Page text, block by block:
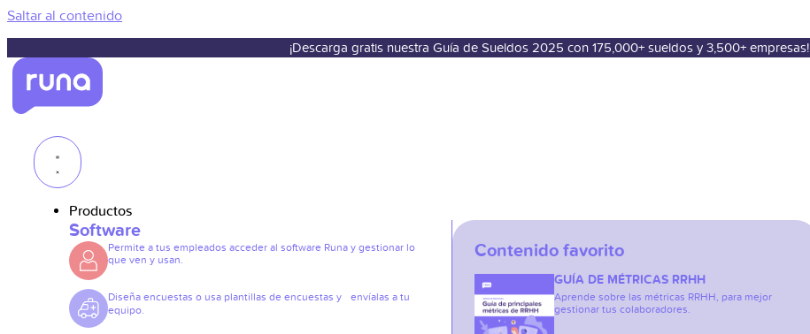
Saltar al contenido
¡Descarga gratis nuestra Guía de Sueldos 2025 con 175,000+ sueldos y 3,500+ empresas!
Productos
Software
Permite a tus empleados acceder al software Runa y gestionar lo
que ven y usan.
Diseña encuestas o usa plantillas de encuestas y envíalas a tu
equipo.
Contenido favorito
GUÍA DE MÉTRICAS RRHH
Aprende sobre las métricas RRHH, para mejor
gestionar tus colaboradores.